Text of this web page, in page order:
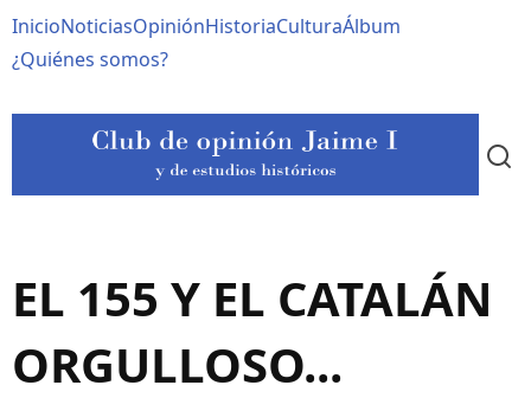
al
contenido
Navegación
principal
InicioNoticiasOpiniónHistoriaCulturaÁlbum
¿Quiénes somos?
EL 155 Y EL CATALÁN
ORGULLOSO...